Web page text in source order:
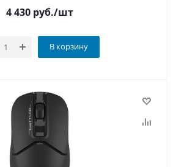
4 430 руб./шт
В корзину